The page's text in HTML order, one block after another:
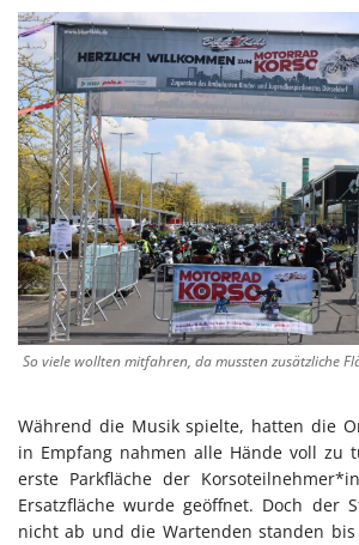
So viele wollten mitfahren, da mussten zusätzliche
Während die Musik spielte, hatten die
in Empfang nahmen alle Hände voll zu
erste Parkfläche der
Ersatzfläche wurde geöffnet. Doch der
nicht ab und die Wartenden standen